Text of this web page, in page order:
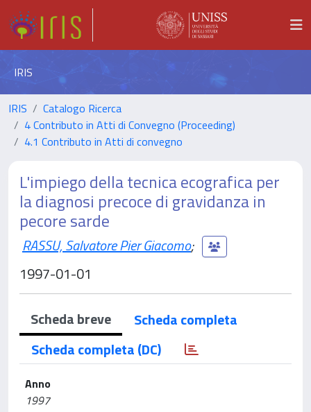
IRIS
IRIS
Catalogo Ricerca
4 Contributo in Atti di Convegno (Proceeding)
4.1 Contributo in Atti di convegno
L'impiego della tecnica ecografica per
la diagnosi precoce di gravidanza in
pecore sarde
RASSU, Salvatore Pier Giacomo;
1997-01-01
Scheda breve
Scheda completa
Scheda completa (DC)
Anno
1997